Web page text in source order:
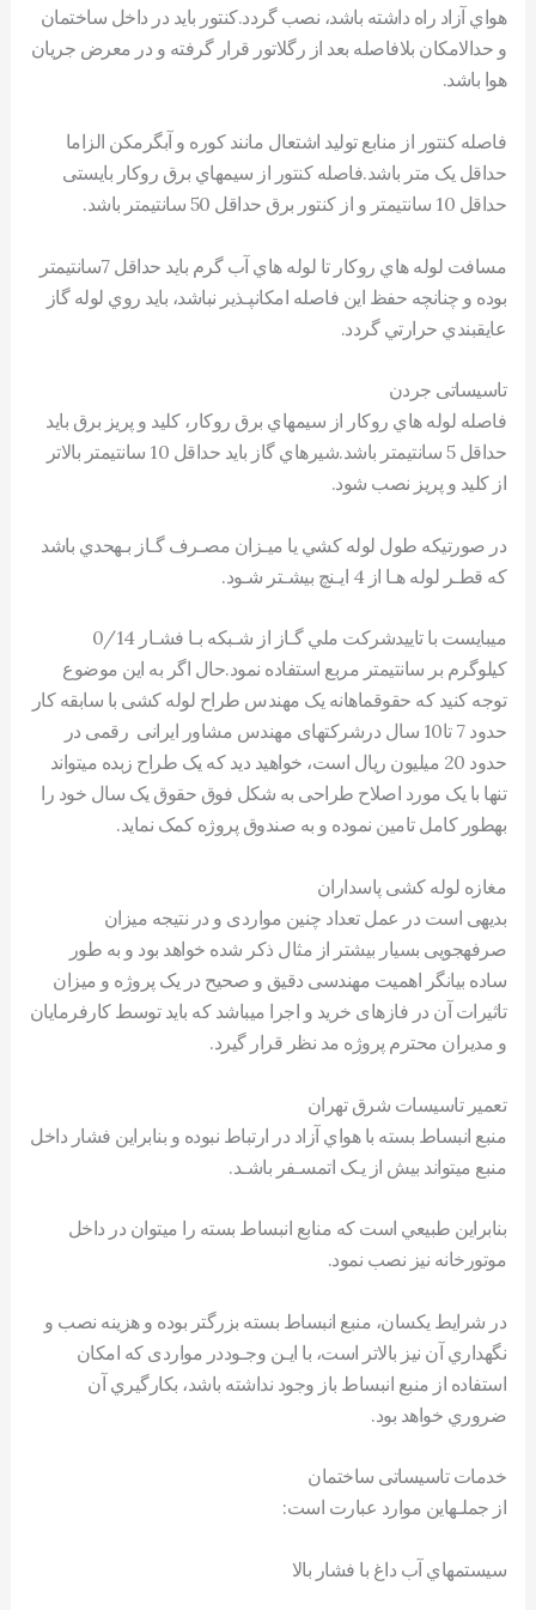
هواي آزاد راه داشته باشد، نصب گردد.کنتور بايد در داخل ساختمان
و حدالامکان بلافاصله بعد از رگلاتور قرار گرفته و در معرض جريان
هوا باشد.
فاصله کنتور از منابع توليد اشتعال مانند کوره و آبگرمکن الزاما
حداقل يک متر باشد.فاصله کنتور از سيمهاي برق روکار بايستی
حداقل 10 سانتيمتر و از کنتور برق حداقل 50 سانتيمتر باشد.
مسافت لوله هاي روکار تا لوله هاي آب گرم بايد حداقل 7سانتيمتر
بوده و چنانچه حفظ اين فاصله امکانپـذير نباشد، بايد روي لوله گاز
عايقبندي حرارتي گردد.
تاسیساتی جردن
فاصله لوله هاي روکار از سيمهاي برق روکار، کليد و پريز برق بايد
حداقل 5 سانتيمتر باشد.شيرهاي گاز بايد حداقل 10 سانتيمتر بالاتر
از کليد و پريز نصب شود.
در صورتيکه طول لوله کشي يا ميـزان مصـرف گـاز بـهحدي باشد
که قطـر لوله هـا از 4 ايـنچ بيشـتر شـود.
ميبايست با تاييدشرکت ملي گـاز از شـبکه بـا فشـار 0/14
کيلوگرم بر سانتيمتر مربع استفاده نمود.حال اگر به این موضوع
توجه کنيد که حقوقماهانه یک مهندس طراح لوله کشی با سابقه کار
حدود 7 تا10 سال درشرکتهای مهندس مشاور ایرانی رقمی در
حدود 20 ميليون ريال است، خواهيد دید که یک طراح زبده میتواند
تنها با یک مورد اصلاح طراحی به شکل فوق حقوق یک سال خود را
بهطور کامل تامين نموده و به صندوق پروژه کمک نماید.
مغازه لوله کشی پاسداران
بدیهی است در عمل تعداد چنين مواردی و در نتيجه ميزان
صرفهجويی بسيار بيشتر از مثال ذکر شده خواهد بود و به طور
ساده بيانگر اهميت مهندسی دقيق و صحيح در یک پروژه و ميزان
تاثيرات آن در فازهای خرید و اجرا میباشد که بايد توسط کارفرمایان
و مدیران محترم پروژه مد نظر قرار گيرد.
تعمیر تاسیسات شرق تهران
منبع انبساط بسته با هواي آزاد در ارتباط نبوده و بنابراین فشار داخل
منبع ميتواند بيش از يـک اتمسـفر باشـد.
بنابراين طبيعي است که منابع انبساط بسته را ميتوان در داخل
موتورخانه نيز نصب نمود.
در شرايط يکسان، منبع انبساط بسته بزرگتر بوده و هزينه نصب و
نگهداري آن نيز بالاتر است، با ايـن وجـوددر مواردی که امکان
استفاده از منبع انبساط باز وجود نداشته باشد، بکارگيري آن
ضروري خواهد بود.
خدمات تاسیساتی ساختمان
از جملـهاين موارد عبارت است:
سيستمهاي آب داغ با فشار بالا